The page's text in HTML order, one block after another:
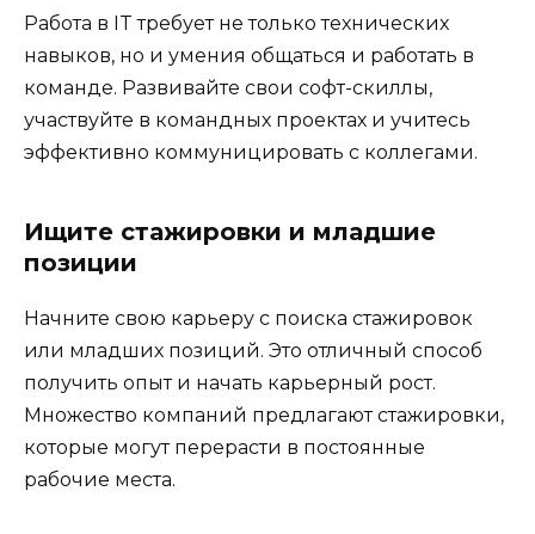
Работа в IT требует не только технических
навыков, но и умения общаться и работать в
команде. Развивайте свои софт-скиллы,
участвуйте в командных проектах и учитесь
эффективно коммуницировать с коллегами.
Ищите стажировки и младшие
позиции
Начните свою карьеру с поиска стажировок
или младших позиций. Это отличный способ
получить опыт и начать карьерный рост.
Множество компаний предлагают стажировки,
которые могут перерасти в постоянные
рабочие места.